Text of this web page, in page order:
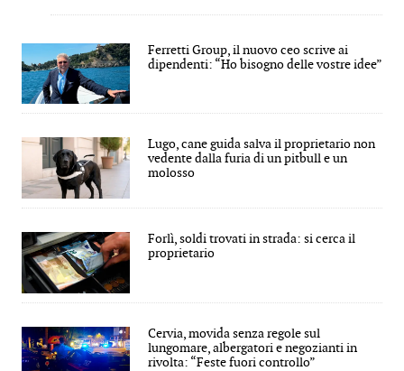
Ferretti Group, il nuovo ceo scrive ai
dipendenti: “Ho bisogno delle vostre idee”
Lugo, cane guida salva il proprietario non
vedente dalla furia di un pitbull e un
molosso
Forlì, soldi trovati in strada: si cerca il
proprietario
Cervia, movida senza regole sul
lungomare, albergatori e negozianti in
rivolta: “Feste fuori controllo”